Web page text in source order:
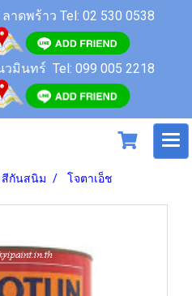
ลาดพร้าว Tel: 02 530 0538
วมินทร์ Tel: 099 005 2218
สีกันสนิม โจตาเอ็ช